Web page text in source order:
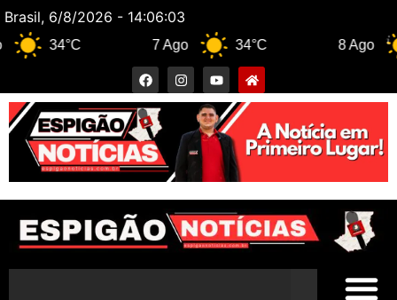
Brasil, 6/8/2026 - 14:06:04
34°C